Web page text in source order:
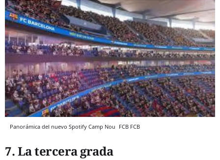
Panorámica del nuevo Spotify Camp Nou FCB FCB
7. La tercera grada